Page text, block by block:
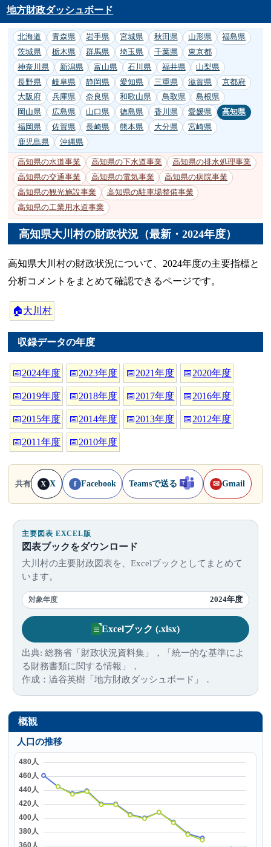
地方財政ダッシュボード
北海道 青森県 岩手県 宮城県 秋田県 山形県
福島県
茨城県
栃木県 群馬県 埼玉県 千葉県
東京都
神奈川県
新潟県 富山県 石川県 福井県
山梨県
長野県
岐阜県 静岡県 愛知県 三重県 滋賀県
京都府
大阪府
兵庫県 奈良県 和歌山県 鳥取県
島根県
岡山県
広島県 山口県 徳島県 香川県 愛媛県
高知県
福岡県
佐賀県 長崎県 熊本県 大分県
宮崎県
鹿児島県
沖縄県
高知県の水道事業 高知県の下水道事業
高知県の排水処理事業
高知県の交通事業
高知県の電気事業
高知県の病院事業
高知県の観光施設事業
高知県の駐車場整備事業
高知県の工業用水道事業
高知県大川村の財政状況（最新・2024年度）
高知県大川村の財政状況について、2024年度の主要指標と
分析コメントをまとめて確認できるページです。
🏠大川村
収録データの年度
📅2024年度 📅2023年度 📅2021年度 📅2020年度
📅2019年度 📅2018年度 📅2017年度 📅2016年度
📅2015年度 📅2014年度 📅2013年度 📅2012年度
📅2011年度 📅2010年度
共有 X X f Facebook Teamsで送る ✉ Gmail
主要図表 EXCEL版
図表ブックをダウンロード
大川村の主要財政図表を、Excelブックとしてまとめて
います。
対象年度 2024年度
Excelブック (.xlsx)
出典: 総務省「財政状況資料集」，「統一的な基準によ
る財務書類に関する情報」，
作成：澁谷英樹「地方財政ダッシュボード」．
概観
人口の推移